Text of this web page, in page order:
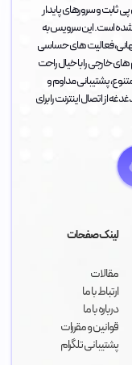
ثابت و سرورهای پایدار
شده است. این سرویس به
فعالیت های حساسی
خارجی را با خیال راحت
پشتیبانی مداوم و
از اتصال اینترنت را برای
لینک صفحات
مقالات
ارتباط با ما
درباره با ما
قوانین و مقررات
پشتیبانی تلگرام